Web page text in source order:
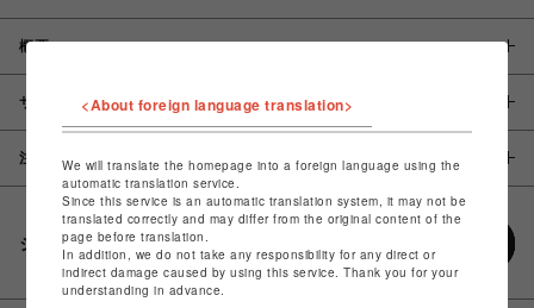
概要
サイズ
注意事項
シェアする
<About foreign language translation>
We will translate the homepage into a foreign language using the
automatic translation service.
Since this service is an automatic translation system, it may not be
translated correctly and may differ from the original content of the
page before translation.
In addition, we do not take any responsibility for any direct or
indirect damage caused by using this service. Thank you for your
understanding in advance.